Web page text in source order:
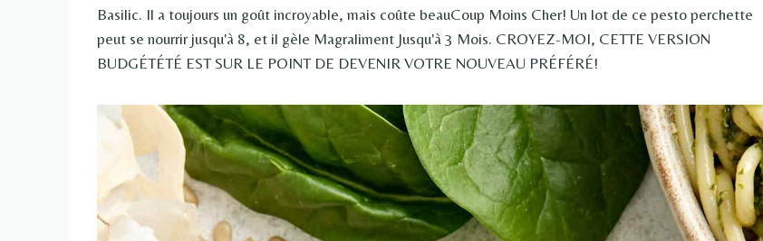
Basilic. Il a toujours un goût incroyable, mais coûte beauCoup Moins Cher! Un lot de ce pesto perchette
peut se nourrir jusqu'à 8, et il gèle Magraliment Jusqu'à 3 Mois. CROYEZ-MOI, CETTE VERSION
BUDGÉTÉTÉ EST SUR LE POINT DE DEVENIR VOTRE NOUVEAU PRÉFÉRÉ!